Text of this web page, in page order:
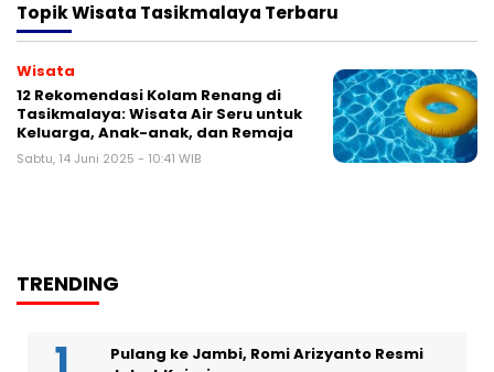
TopikWisata Tasikmalaya Terbaru
Wisata
12 Rekomendasi Kolam Renang di
Tasikmalaya: Wisata Air Seru untuk
Keluarga, Anak-anak, dan Remaja
Sabtu, 14 Juni 2025 - 10:41 WIB
TRENDING
Pulang ke Jambi, Romi Arizyanto Resmi